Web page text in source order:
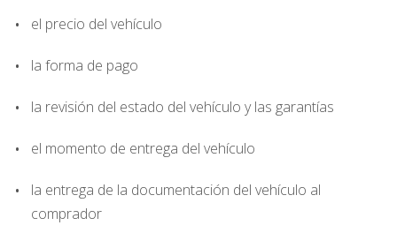
el precio del vehículo
la forma de pago
la revisión del estado del vehículo y las garantías
el momento de entrega del vehículo
la entrega de la documentación del vehículo al
comprador